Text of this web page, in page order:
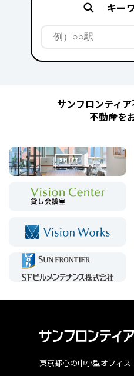
キー
サンフロンティ
不動産を
東京都心の中小型オフィ